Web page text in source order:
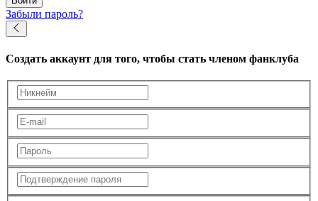
Забыли пароль?
Создать аккаунт для того, чтобы стать членом фанклуба